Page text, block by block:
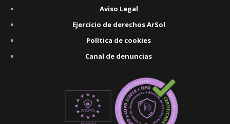
Aviso Legal
Ejercicio de derechos ArSol
Política de cookies
Canal de denuncias